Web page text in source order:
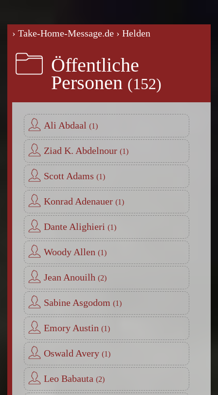
› Take-Home-Message.de › Helden
Öffentliche
Personen
Ali Abdaal
Ziad K. Abdelnour
Scott Adams
Konrad Adenauer
Dante Alighieri
Woody Allen
Jean Anouilh
Sabine Asgodom
Emory Austin
Oswald Avery
Leo Babauta